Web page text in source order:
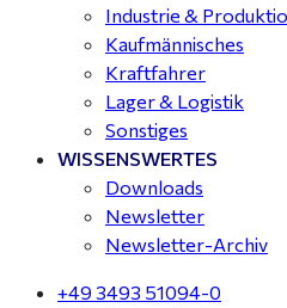
Industrie &
Kaufmännisches
Kraftfahrer
Lager & Logistik
Sonstiges
WISSENSWERTES
Downloads
Newsletter
Newsletter-Archiv
+49 3493 51094-0